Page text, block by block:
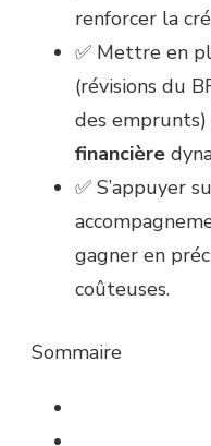
renforcer la
✅ Mettre en
(révisions du
des
financière
✅ S’appuyer
gagner en
coûteuses.
Sommaire